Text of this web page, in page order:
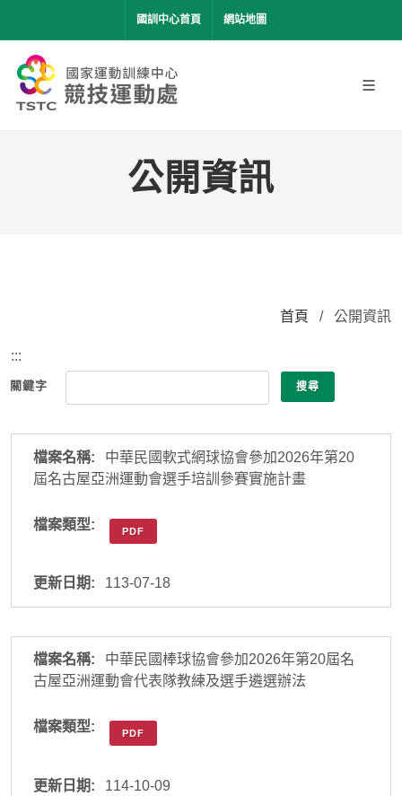
國訓中心首頁 網站地圖
公開資訊
首頁 / 公開資訊
:::
關鍵字
中華民國軟式網球協會參加2026年第20
屆名古屋亞洲運動會選手培訓參賽實施計畫
PDF
113-07-18
中華民國棒球協會參加2026年第20屆名
古屋亞洲運動會代表隊教練及選手遴選辦法
PDF
114-10-09